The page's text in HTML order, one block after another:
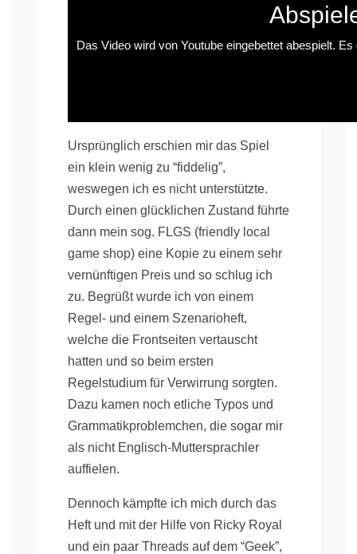
Das Video wird von Youtube eingebettet abespielt.
Ursprünglich erschien mir das Spiel
ein klein wenig zu “fiddelig”,
weswegen ich es nicht unterstützte.
Durch einen glücklichen Zustand führte
dann mein sog. FLGS (friendly local
game shop) eine Kopie zu einem sehr
vernünftigen Preis und so schlug ich
zu. Begrüßt wurde ich von einem
Regel- und einem Szenarioheft,
welche die Frontseiten vertauscht
hatten und so beim ersten
Regelstudium für Verwirrung sorgten.
Dazu kamen noch etliche Typos und
Grammatikproblemchen, die sogar mir
als nicht Englisch-Muttersprachler
auffielen.
Dennoch kämpfte ich mich durch das
Heft und mit der Hilfe von Ricky Royal
und ein paar Threads auf dem “Geek”,